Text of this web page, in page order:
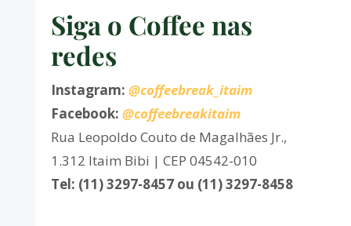
Siga o Coffee nas
redes
Instagram: @coffeebreak_itaim
Facebook: @coffeebreakitaim
Rua Leopoldo Couto de Magalhães Jr.,
1.312 Itaim Bibi | CEP 04542-010
Tel: (11) 3297-8457 ou (11) 3297-8458